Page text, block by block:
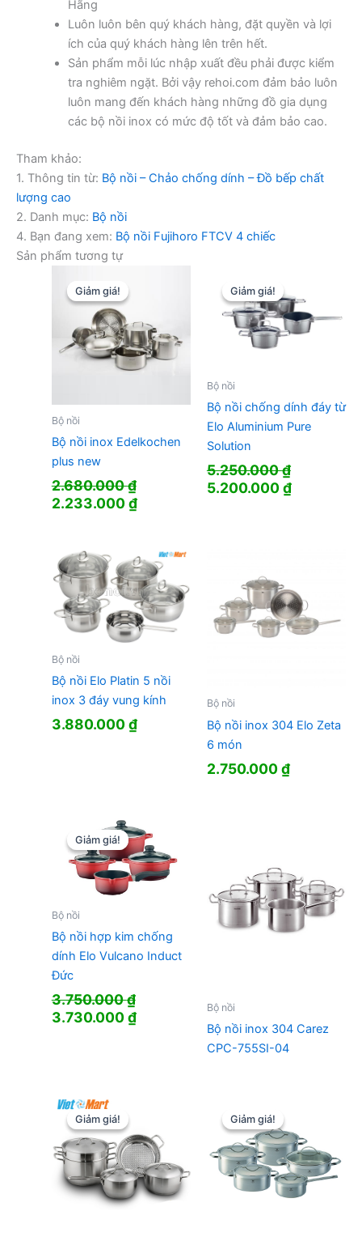
Hãng
Luôn luôn bên quý khách hàng, đặt quyền và lợi
ích của quý khách hàng lên trên hết.
Sản phẩm mỗi lúc nhập xuất đều phải được kiểm
tra nghiêm ngặt. Bởi vậy rehoi.com đảm bảo luôn
luôn mang đến khách hàng những đồ gia dụng
các bộ nồi inox có mức độ tốt và đảm bảo cao.
Tham khảo:
1. Thông tin từ: Bộ nồi – Chảo chống dính – Đồ bếp chất
lượng cao
2. Danh mục: Bộ nồi
4. Bạn đang xem: Bộ nồi Fujihoro FTCV 4 chiếc
Sản phẩm tương tự
Giảm giá!
Giảm giá!
Bộ nồi
Bộ nồi inox Edelkochen
plus new
2.680.000₫
Giá
2.680.000 ₫.
2.233.000₫Giá
là:
2.233.000 ₫.
Giảm giá!
Giảm giá!
Bộ nồi
Bộ nồi chống dính đáy từ
Elo Aluminium Pure
Solution
5.250.000₫
Giá
5.200.000₫Giá
Bộ nồi
Bộ nồi Elo Platin 5 nồi
inox 3 đáy vung kính
3.880.000₫
Bộ nồi
Bộ nồi inox 304 Elo Zeta
6 món
2.750.000₫
Giảm giá!
Giảm giá!
Bộ nồi
Bộ nồi hợp kim chống
dính Elo Vulcano Induct
Đức
3.750.000₫
Giá
3.730.000₫Giá
Bộ nồi
Bộ nồi inox 304 Carez
CPC-755SI-04
Giảm giá!
Giảm giá! Giảm giá!
Giảm giá!